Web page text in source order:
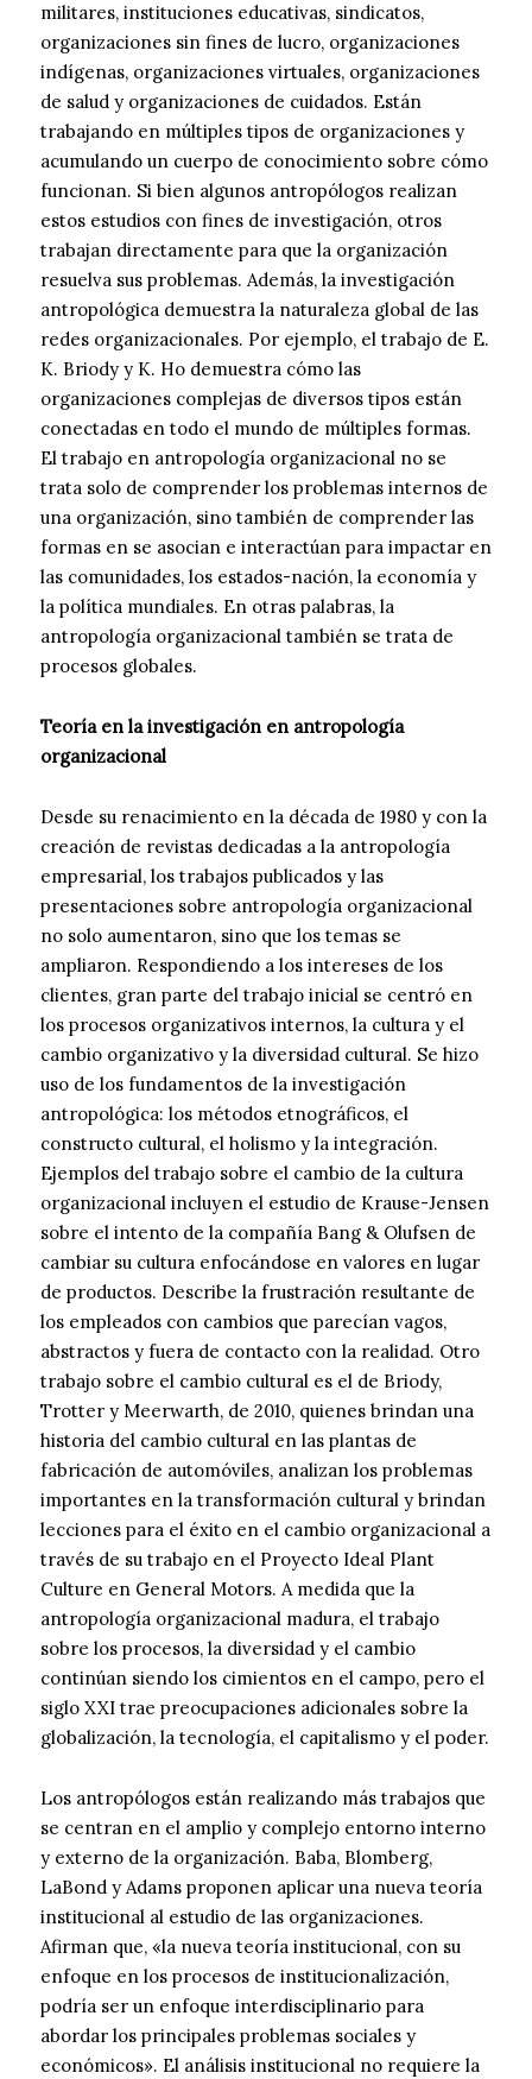
militares, instituciones educativas, sindicatos,
organizaciones sin fines de lucro, organizaciones
indígenas, organizaciones virtuales, organizaciones
de salud y organizaciones de cuidados. Están
trabajando en múltiples tipos de organizaciones y
acumulando un cuerpo de conocimiento sobre cómo
funcionan. Si bien algunos antropólogos realizan
estos estudios con fines de investigación, otros
trabajan directamente para que la organización
resuelva sus problemas. Además, la investigación
antropológica demuestra la naturaleza global de las
redes organizacionales. Por ejemplo, el trabajo de E.
K. Briody y K. Ho demuestra cómo las
organizaciones complejas de diversos tipos están
conectadas en todo el mundo de múltiples formas.
El trabajo en antropología organizacional no se
trata solo de comprender los problemas internos de
una organización, sino también de comprender las
formas en se asocian e interactúan para impactar en
las comunidades, los estados-nación, la economía y
la política mundiales. En otras palabras, la
antropología organizacional también se trata de
procesos globales.
Teoría en la investigación en antropología
organizacional
Desde su renacimiento en la década de 1980 y con la
creación de revistas dedicadas a la antropología
empresarial, los trabajos publicados y las
presentaciones sobre antropología organizacional
no solo aumentaron, sino que los temas se
ampliaron. Respondiendo a los intereses de los
clientes, gran parte del trabajo inicial se centró en
los procesos organizativos internos, la cultura y el
cambio organizativo y la diversidad cultural. Se hizo
uso de los fundamentos de la investigación
antropológica: los métodos etnográficos, el
constructo cultural, el holismo y la integración.
Ejemplos del trabajo sobre el cambio de la cultura
organizacional incluyen el estudio de Krause-Jensen
sobre el intento de la compañía Bang & Olufsen de
cambiar su cultura enfocándose en valores en lugar
de productos. Describe la frustración resultante de
los empleados con cambios que parecían vagos,
abstractos y fuera de contacto con la realidad. Otro
trabajo sobre el cambio cultural es el de Briody,
Trotter y Meerwarth, de 2010, quienes brindan una
historia del cambio cultural en las plantas de
fabricación de automóviles, analizan los problemas
importantes en la transformación cultural y brindan
lecciones para el éxito en el cambio organizacional a
través de su trabajo en el Proyecto Ideal Plant
Culture en General Motors. A medida que la
antropología organizacional madura, el trabajo
sobre los procesos, la diversidad y el cambio
continúan siendo los cimientos en el campo, pero el
siglo XXI trae preocupaciones adicionales sobre la
globalización, la tecnología, el capitalismo y el poder.
Los antropólogos están realizando más trabajos que
se centran en el amplio y complejo entorno interno
y externo de la organización. Baba, Blomberg,
LaBond y Adams proponen aplicar una nueva teoría
institucional al estudio de las organizaciones.
Afirman que, «la nueva teoría institucional, con su
enfoque en los procesos de institucionalización,
podría ser un enfoque interdisciplinario para
abordar los principales problemas sociales y
económicos». El análisis institucional no requiere la